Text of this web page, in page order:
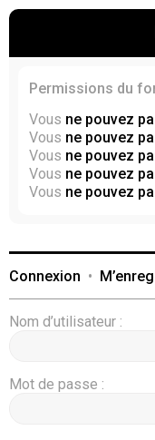
Permissions du
Vous ne pouvez
Vous ne pouvez
Vous ne pouvez
Vous ne pouvez
Vous ne pouvez
Connexion •
Nom d’utilisateur :
Mot de passe :